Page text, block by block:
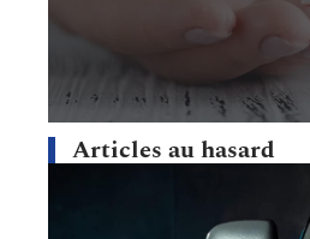
Articles au hasard